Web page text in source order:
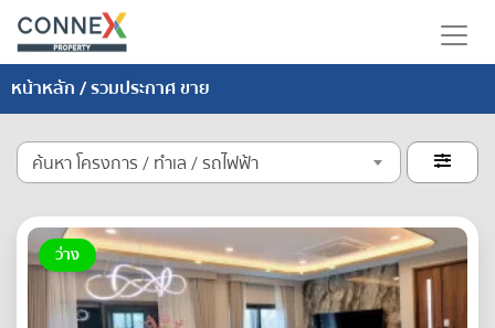
หน้าหลัก/ รวมประกาศ ขาย
ค้นหา โครงการ / ทำเล / รถไฟฟ้า 
ว่าง